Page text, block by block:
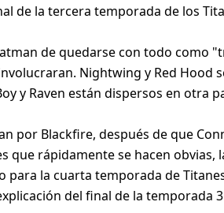
de la tercera temporada de los
de quedarse con todo como
Nightwing y Red
y Raven están dispersos en otra
por Blackfire, después de que
que rápidamente se hacen
la cuarta temporada de
del final de la temporada